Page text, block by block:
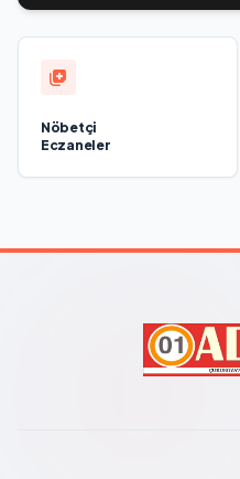
Nöbetçi
Eczaneler